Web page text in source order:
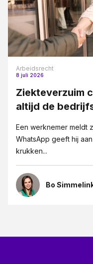
Arbeidsrecht
8 juli 2026
Ziekteverzuim
altijd de
Een werknemer meldt
WhatsApp geeft hij
krukken...
Bo